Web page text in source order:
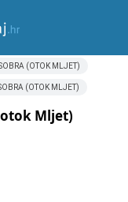
(OTOK MLJET)
(OTOK MLJET)
Mljet)